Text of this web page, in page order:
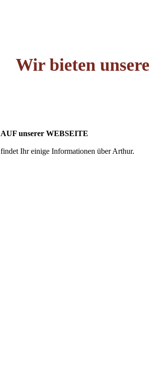
Wir bieten
AUF unserer WEBSEITE
findet Ihr einige Informationenüber Arthur.